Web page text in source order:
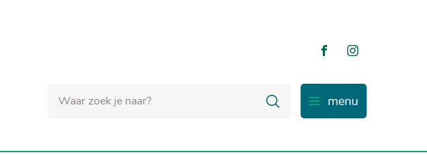
Volg ons
Facebook
Volg ons
Instagram
menu
zoek
Zoeken